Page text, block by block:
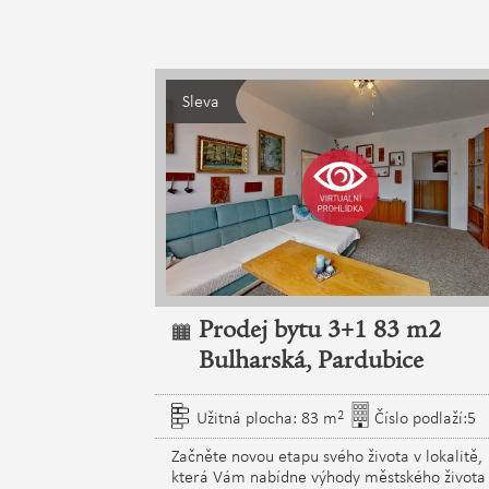
Sleva
Prodej bytu 3+1 83 m2
Bulharská, Pardubice
Užitná plocha: 83 m2
Číslo podlaží:5
Začněte novou etapu svého života v lokalitě,
která Vám nabídne výhody městského života